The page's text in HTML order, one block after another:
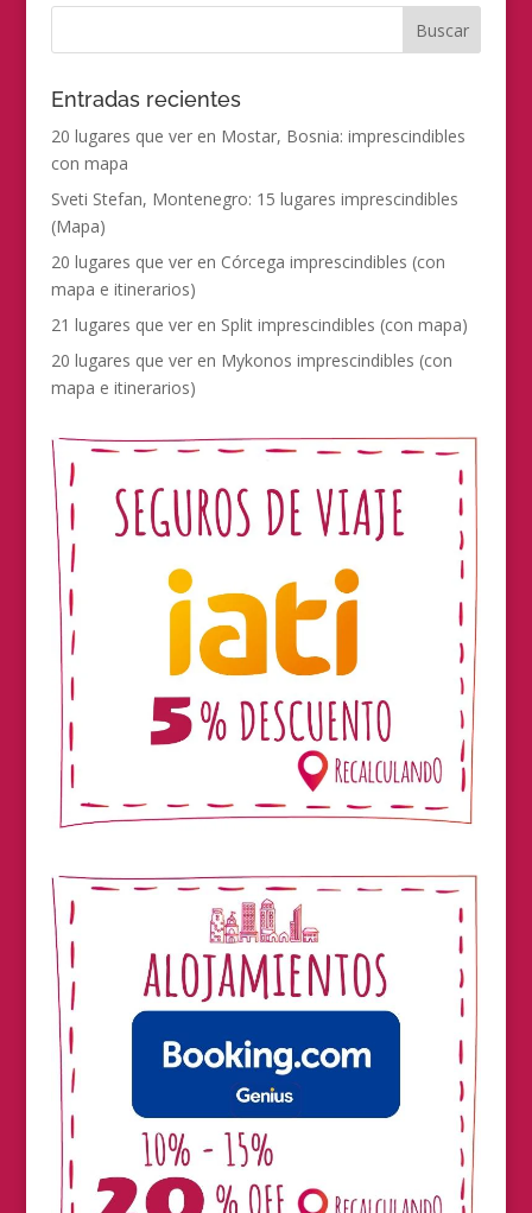
Entradas recientes
20 lugares que ver en Mostar, Bosnia: imprescindibles
con mapa
Sveti Stefan, Montenegro: 15 lugares imprescindibles
(Mapa)
20 lugares que ver en Córcega imprescindibles (con
mapa e itinerarios)
21 lugares que ver en Split imprescindibles (con mapa)
20 lugares que ver en Mykonos imprescindibles (con
mapa e itinerarios)